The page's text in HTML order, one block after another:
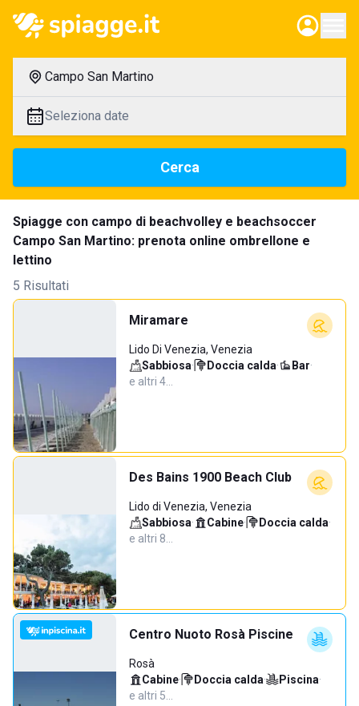
Campo San Martino
Seleziona date
Cerca
Spiagge con campo di beachvolley e beachsoccer
Campo San Martino: prenota online ombrellone e
lettino
5 Risultati
Miramare
Lido Di Venezia, Venezia
Sabbiosa· Doccia calda· Bar·
e altri 4…
Des Bains 1900 Beach Club
Lido di Venezia, Venezia
Sabbiosa· Cabine· Doccia calda·
e altri 8…
Centro Nuoto Rosà Piscine
Rosà
Cabine· Doccia calda· Piscina·
e altri 5…